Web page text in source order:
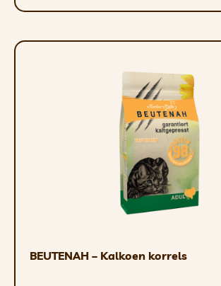
BEUTENAH – Kalkoen korrels